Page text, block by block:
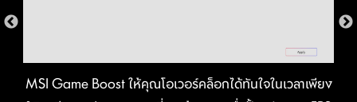
MSI Game Boost ให้คุณโอเวอร์คล็อกได้ทันใจในเวลาเพียง